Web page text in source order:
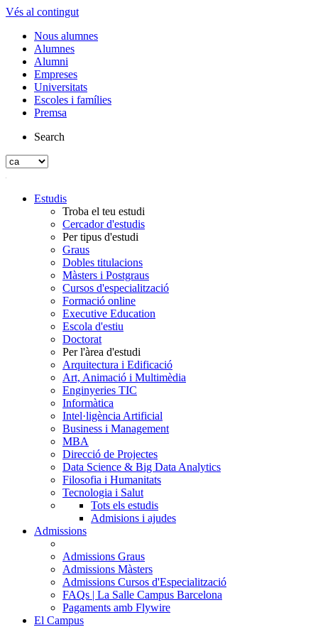
Vés al contingut
Nous alumnes
Alumnes
Alumni
Empreses
Universitats
Escoles i famílies
Premsa
Search
Estudis
Troba el teu estudi
Cercador d'estudis
Per tipus d'estudi
Graus
Dobles titulacions
Màsters i Postgraus
Cursos d'especialització
Formació online
Executive Education
Escola d'estiu
Doctorat
Per l'àrea d'estudi
Arquitectura i Edificació
Art, Animació i Multimèdia
Enginyeries TIC
Informàtica
Intel·ligència Artificial
Business i Management
MBA
Direcció de Projectes
Data Science & Big Data Analytics
Filosofia i Humanitats
Tecnologia i Salut
Tots els estudis
Admisions i ajudes
Admissions
Admissions Graus
Admissions Màsters
Admissions Cursos d'Especialització
FAQs | La Salle Campus Barcelona
Pagaments amb Flywire
El Campus